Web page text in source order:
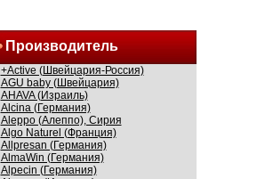
Производитель
+Active (Швейцария-Россия)
AGU baby (Швейцария)
AHAVA (Израиль)
Alcina (Германия)
Aleppo (Алеппо), Сирия
Algo Naturel (Франция)
Allpresan (Германия)
AlmaWin (Германия)
Alpecin (Германия)